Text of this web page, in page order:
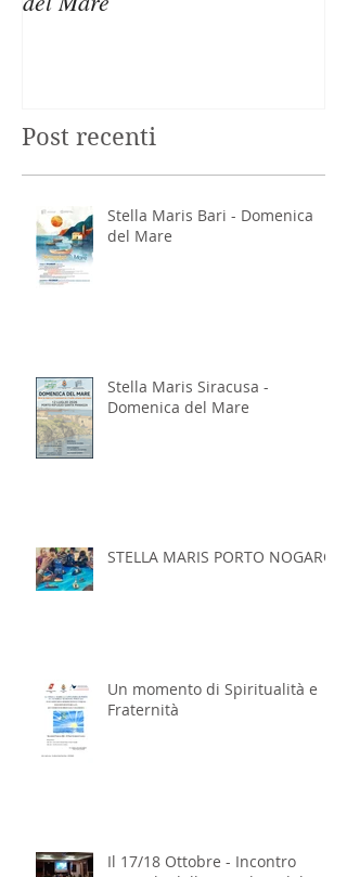
Post recenti
Stella Maris Bari - Domenica
del Mare
Stella Maris Siracusa -
Domenica del Mare
STELLA MARIS PORTO NOGARO
Un momento di Spiritualità e
Fraternità
Il 17/18 Ottobre - Incontro